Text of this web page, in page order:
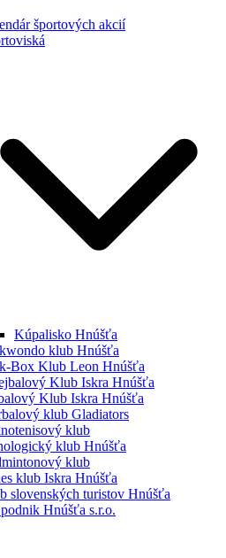
športových akcií
Kúpalisko Hnúšťa
klub Hnúšťa
Box Klub Leon Hnúšťa
Klub Iskra Hnúšťa
Klub Iskra Hnúšťa
klub Gladiators
klub
klub Hnúšťa
klub
klub Iskra Hnúšťa
slovenských turistov Hnúšťa
Hnúšťa s.r.o.